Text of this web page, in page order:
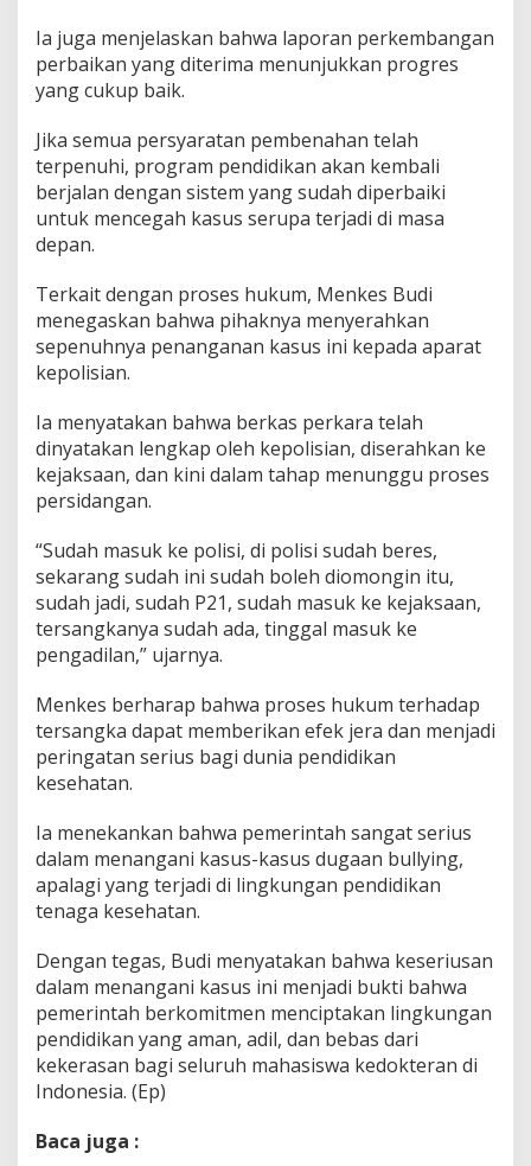
Ia juga menjelaskan bahwa laporan perkembangan
perbaikan yang diterima menunjukkan progres
yang cukup baik.
Jika semua persyaratan pembenahan telah
terpenuhi, program pendidikan akan kembali
berjalan dengan sistem yang sudah diperbaiki
untuk mencegah kasus serupa terjadi di masa
depan.
Terkait dengan proses hukum, Menkes Budi
menegaskan bahwa pihaknya menyerahkan
sepenuhnya penanganan kasus ini kepada aparat
kepolisian.
Ia menyatakan bahwa berkas perkara telah
dinyatakan lengkap oleh kepolisian, diserahkan ke
kejaksaan, dan kini dalam tahap menunggu proses
persidangan.
“Sudah masuk ke polisi, di polisi sudah beres,
sekarang sudah ini sudah boleh diomongin itu,
sudah jadi, sudah P21, sudah masuk ke kejaksaan,
tersangkanya sudah ada, tinggal masuk ke
pengadilan,” ujarnya.
Menkes berharap bahwa proses hukum terhadap
tersangka dapat memberikan efek jera dan menjadi
peringatan serius bagi dunia pendidikan
kesehatan.
Ia menekankan bahwa pemerintah sangat serius
dalam menangani kasus-kasus dugaan bullying,
apalagi yang terjadi di lingkungan pendidikan
tenaga kesehatan.
Dengan tegas, Budi menyatakan bahwa keseriusan
dalam menangani kasus ini menjadi bukti bahwa
pemerintah berkomitmen menciptakan lingkungan
pendidikan yang aman, adil, dan bebas dari
kekerasan bagi seluruh mahasiswa kedokteran di
Indonesia. (Ep)
Baca juga :